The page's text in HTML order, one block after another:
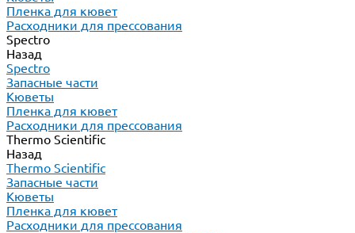
Пленка для кювет
Расходники для прессования
Spectro
Назад
Spectro
Запасные части
Кюветы
Пленка для кювет
Расходники для прессования
Thermo Scientific
Назад
Thermo Scientific
Запасные части
Кюветы
Пленка для кювет
Расходники для прессования